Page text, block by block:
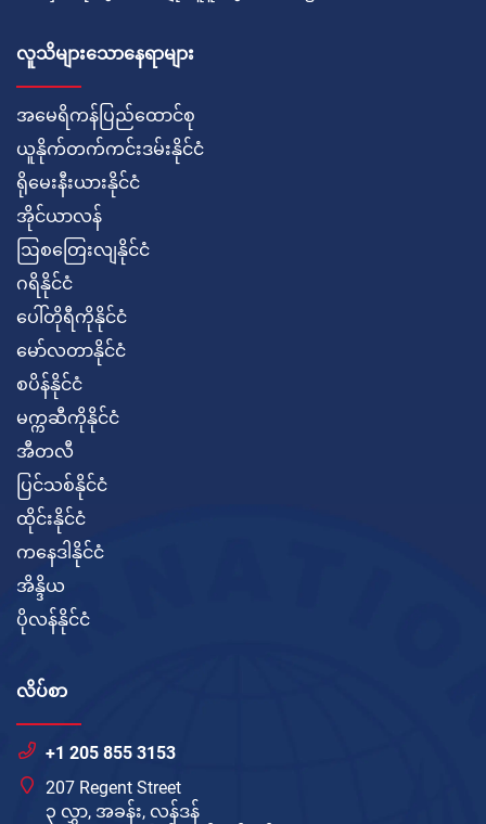
လူသိများသောနေရာများ
အမေရိကန်ပြည်ထောင်စု
ယူနိုက်တက်ကင်းဒမ်းနိုင်ငံ
ရိုမေးနီးယားနိုင်ငံ
အိုင်ယာလန်
ဩစတြေးလျနိုင်ငံ
ဂရိနိုင်ငံ
ပေါ်တိုရီကိုနိုင်ငံ
မော်လတာနိုင်ငံ
စပိန်နိုင်ငံ
မက္ကဆီကိုနိုင်ငံ
အီတလီ
ပြင်သစ်နိုင်ငံ
ထိုင်းနိုင်ငံ
ကနေဒါနိုင်ငံ
အိန္ဒိယ
ပိုလန်နိုင်ငံ
လိပ်စာ
+1 205 855 3153
207 Regent Street
၃ လွှာ, အခန်း, လန်ဒန်